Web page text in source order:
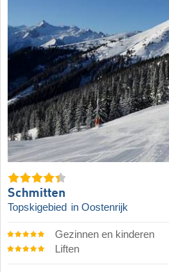
Schmitten
Topskigebied in Oostenrijk
Gezinnen en kinderen
Liften